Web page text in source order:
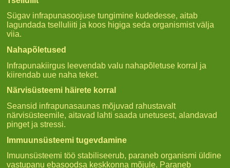
Sügav infrapunasoojuse tungimine kudedesse, aitab
lagundada tselluliiti ja koos higiga seda organismist välja
viia.
Nahapõletused
Infrapunakiirgus leevendab valu nahapõletuse korral ja
kiirendab uue naha teket.
Närvisüsteemi häirete korral
Seansid infrapunasaunas mõjuvad rahustavalt
närvisüsteemile, aitavad lahti saada unetusest, alandavad
pinget ja stressi.
Immuunsüsteemi tugevdamine
Imuunsüsteemi töö stabiliseerub, paraneb organismi üldine
vastupanu ebasoodsa keskkonna mõjule. Paraneb